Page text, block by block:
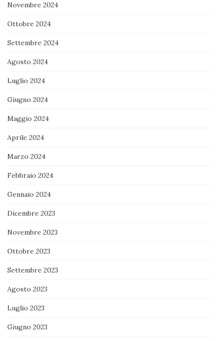
Novembre 2024
Ottobre 2024
Settembre 2024
Agosto 2024
Luglio 2024
Giugno 2024
Maggio 2024
Aprile 2024
Marzo 2024
Febbraio 2024
Gennaio 2024
Dicembre 2023
Novembre 2023
Ottobre 2023
Settembre 2023
Agosto 2023
Luglio 2023
Giugno 2023